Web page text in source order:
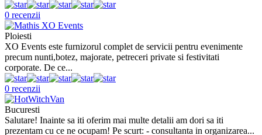
0 recenzii
Ploiesti
XO Events este furnizorul complet de servicii pentru evenimente
precum nunti,botez, majorate, petreceri private si festivitati
corporate. De ce...
0 recenzii
Bucuresti
Salutare! Inainte sa iti oferim mai multe detalii am dori sa iti
prezentam cu ce ne ocupam! Pe scurt: - consultanta in organizarea...